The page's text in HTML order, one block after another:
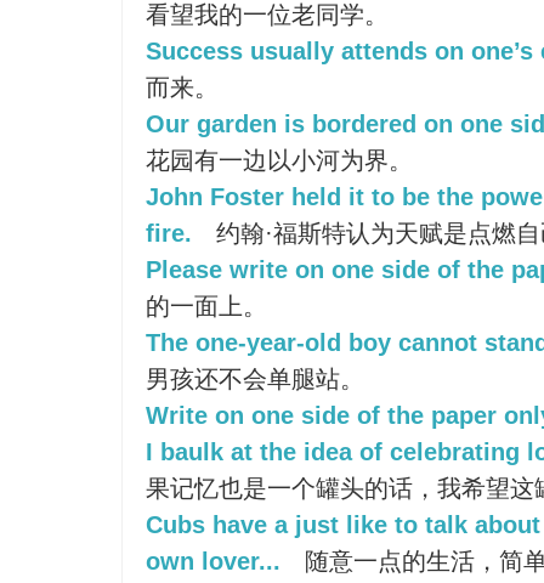
看望我的一位老同学。
Success usually attends on one’s
而来。
Our garden is bordered on one
花园有一边以小河为界。
John Foster held it to be the
fire.
约翰·福斯特认为天赋是点燃
Please write on one side of the
的一面上。
The one-year-old boy cannot
男孩还不会单腿站。
Write on one side of the paper
I baulk at the idea of celebrating
果记忆也是一个罐头的话，我希望这
Cubs have a just like to talk
own lover...
随意一点的生活，简